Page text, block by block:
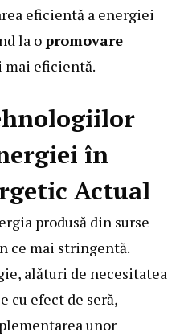
eficientă a energiei
la opromovare
mai eficientă.
în
Actual
produsă din surse
ce mai stringentă.
alături de necesitatea
cu efect de seră,
unor